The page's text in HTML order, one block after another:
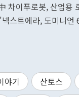
차이푸로봇, 산업용
스트에라, 도미니언
야기 산토스